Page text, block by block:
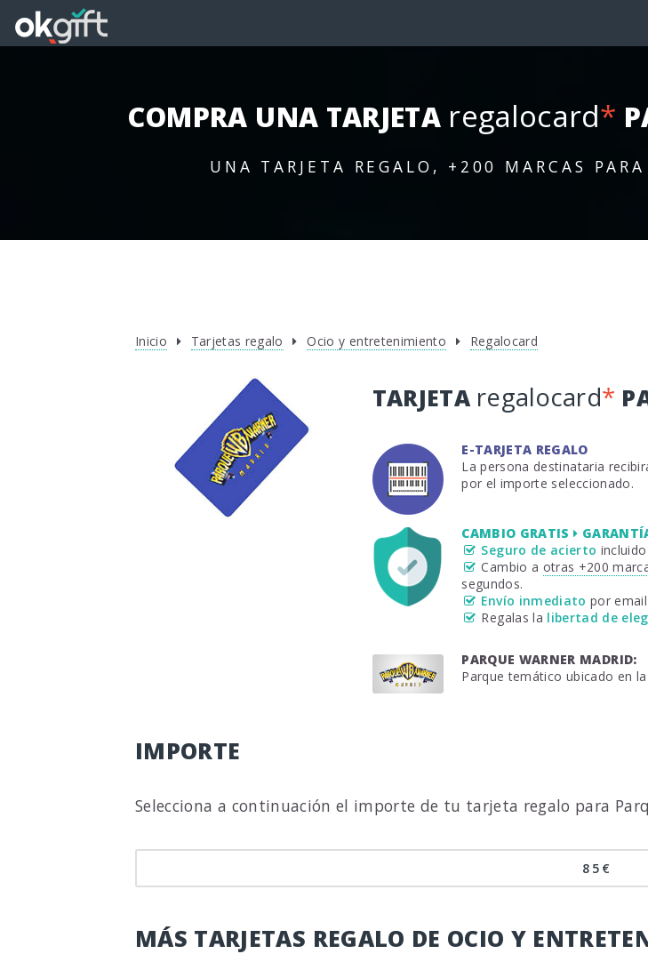
COMPRA UNA TARJETA regalocard*
UNA TARJETA REGALO, +200 MARCAS
Inicio Tarjetas regalo Ocio y entretenimiento Regalocard
TARJETA regalocard*
E-TARJETA REGALO
La persona destinataria
por el importe seleccionado.
CAMBIO GRATIS
Seguro de acierto
Cambio a otras +200
segundos.
Envío inmediato por
Regalas la libertad de
PARQUE WARNER MADRID:
Parque temático ubicado en
IMPORTE
Selecciona a continuación el importe de tu tarjeta regalo para
85€
MÁS TARJETAS REGALO DE OCIO Y